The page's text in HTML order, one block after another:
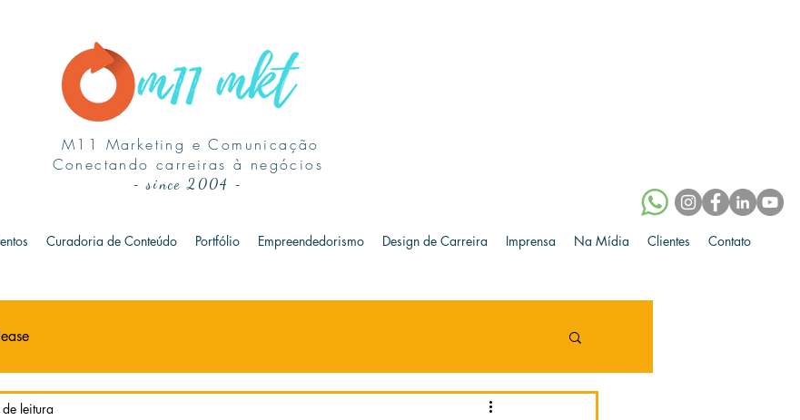
M11 Marketing e Comunicação
Conectando carreiras à negócios
-since 2004 -
Curadoria de Conteúdo Portfólio Empreendedorismo Design de Carreira Imprensa Na Mídia Clientes Contato
leitura